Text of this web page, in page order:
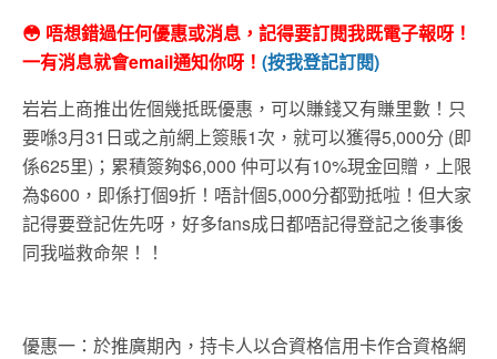
😳 唔想錯過任何優惠或消息，記得要訂閱我既電子報呀！
一有消息就會email通知你呀！ (按我登記訂閱)
岩岩上商推出佐個幾抵既優惠，可以賺錢又有賺里數！只
要喺3月31日或之前網上簽賬1次，就可以獲得5,000分 (即
係625里)；累積簽夠$6,000 仲可以有10%現金回贈，上限
為$600，即係打個9折！唔計個5,000分都勁抵啦！但大家
記得要登記佐先呀，好多fans成日都唔記得登記之後事後
同我嗌救命架！！
優惠一：於推廣期內，持卡人以合資格信用卡作合資格網